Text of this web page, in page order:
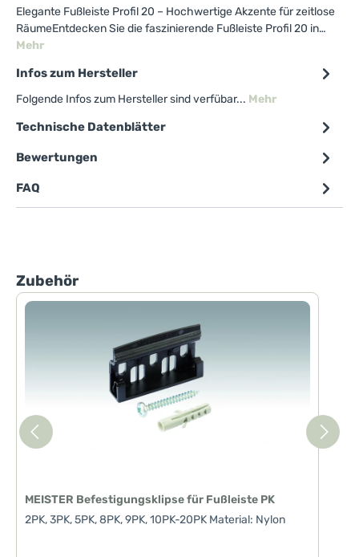
Elegante Fußleiste Profil 20 – Hochwertige Akzente für zeitlose
RäumeEntdecken Sie die faszinierende Fußleiste Profil 20 in…
Mehr
Infos zum Hersteller
Folgende Infos zum Hersteller sind verfübar... Mehr
Technische Datenblätter
Bewertungen
FAQ
Produktgalerie überspringen
Zubehör
MEISTER Befestigungsklipse für Fußleiste PK
2PK, 3PK, 5PK, 8PK, 9PK, 10PK-20PK Material: Nylon